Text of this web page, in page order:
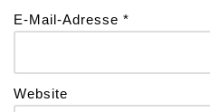
E-Mail-Adresse *
Website